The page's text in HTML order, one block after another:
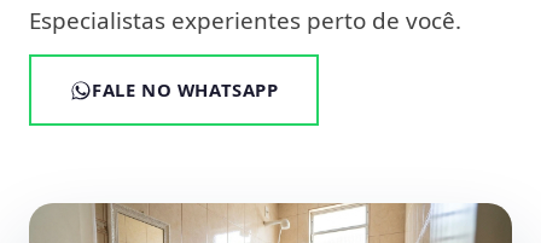
Especialistas experientes perto de você.
FALE NO WHATSAPP